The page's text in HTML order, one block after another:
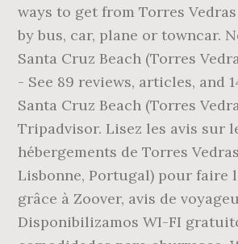
ways to get from Torres
by bus, car, plane or towncar.
Santa Cruz Beach (Torres
- See 89 reviews, articles, and
Santa Cruz Beach (Torres
Tripadvisor. Lisez les avis sur
hébergements de Torres
Lisbonne, Portugal) pour faire
grâce à Zoover, avis de
Disponibilizamos WI-FI